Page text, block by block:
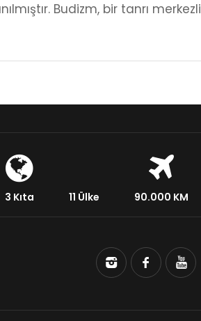
Budizm, bir tanrı
3 Kıta 11 Ülke 90.000 KM